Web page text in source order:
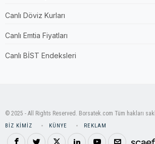
Canlı Döviz Kurları
Canlı Emtia Fiyatları
Canlı BİST Endeksleri
© 2025 - All Rights Reserved. Borsatek.com Tüm hakları
BIZ KIMIZ KÜNYE REKLAM